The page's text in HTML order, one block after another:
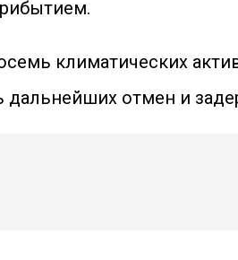
климатических
дальнейших отмен и